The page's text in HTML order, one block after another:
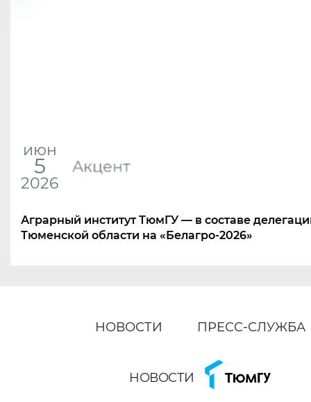
июн
5
2026
Акцент
Аграрный институт ТюмГУ — в составе
Тюменской области на «Белагро-2026»
НОВОСТИ ПРЕСС-СЛУЖБА
НОВОСТИ